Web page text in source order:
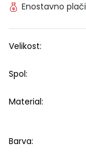
Enostavno
Velikost:
Spol:
Material:
Barva: